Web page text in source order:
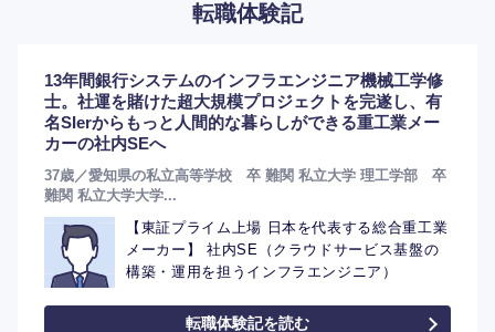
転職体験記
13年間銀行システムのインフラエンジニア機械工学修
士。社運を賭けた超大規模プロジェクトを完遂し、有
名SIerからもっと人間的な暮らしができる重工業メー
カーの社内SEへ
37歳／愛知県の私立高等学校 卒 難関 私立大学 理工学部 卒
難関 私立大学大学...
【東証プライム上場 日本を代表する総合重工業
メーカー】 社内SE（クラウドサービス基盤の
構築・運用を担うインフラエンジニア）
転職体験記を読む